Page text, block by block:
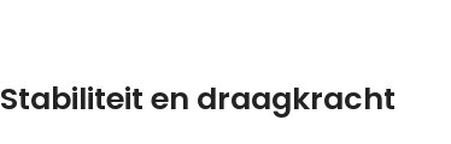
Stabiliteit en draagkracht